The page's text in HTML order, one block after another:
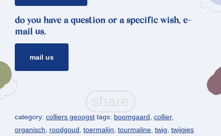
do you have a question or a specific wish, e-
mail us.
mail us
category: colliers geoogst tags: boomgaard collier,
organisch
roodgoud toermalijn tourmaline twig twijgjes